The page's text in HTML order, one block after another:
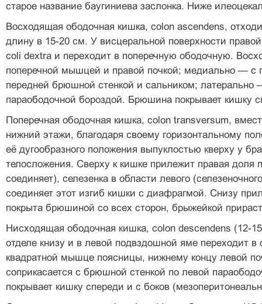
старое название баугиниева заслонка. Ниже
Восходящая ободочная кишка, colon ascendens,
длину в 15-20 см. У висцеральной поверхности
coli dextra и переходит в поперечную ободочную.
поперечной мышцей и правой почкой; медиально —
передней брюшной стенкой и сальником; латерально
параободочной бороздой. Брюшина покрывает кишку
Поперечная ободочная кишка, colon transversum,
нижний этажи, благодаря своему горизонтальному
её дугообразного положения выпуклостью кверху у
телосложения. Сверху к кишке прилежит правая доля
соединяет), селезенка в области левого
соединяет этот изгиб кишки с диафрагмой. Снизу
покрыта брюшиной со всех сторон, брыжейкой
Нисходящая ободочная кишка, colon descendens (12-
отделе книзу и в левой подвздошной яме переходит
квадратной мышце поясницы, нижнему концу левой
соприкасается с брюшной стенкой по левой
покрывает кишку спереди и с боков